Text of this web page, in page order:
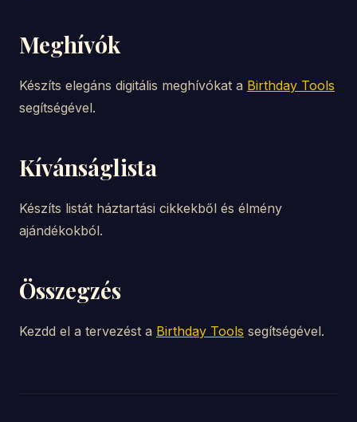
Meghívók
Készíts elegáns digitális meghívókat a Birthday Tools
segítségével.
Kívánságlista
Készíts listát háztartási cikkekből és élmény
ajándékokból.
Összegzés
Kezdd el a tervezést a Birthday Tools segítségével.